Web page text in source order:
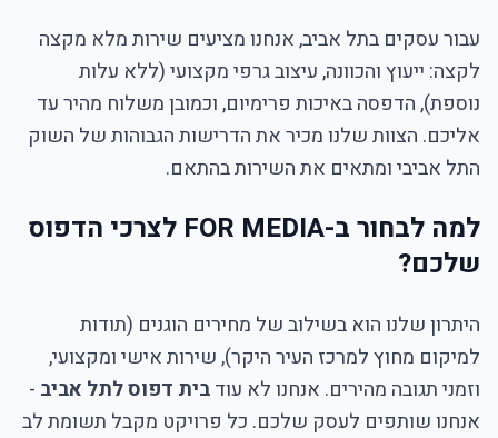
עבור עסקים בתל אביב, אנחנו מציעים שירות מלא מקצה
לקצה: ייעוץ והכוונה, עיצוב גרפי מקצועי (ללא עלות
נוספת), הדפסה באיכות פרימיום, וכמובן משלוח מהיר עד
אליכם. הצוות שלנו מכיר את הדרישות הגבוהות של השוק
התל אביבי ומתאים את השירות בהתאם.
למה לבחור ב-FOR MEDIA לצרכי הדפוס
שלכם?
היתרון שלנו הוא בשילוב של מחירים הוגנים (תודות
למיקום מחוץ למרכז העיר היקר), שירות אישי ומקצועי,
וזמני תגובה מהירים. אנחנו לא עודבית דפוס לתל אביב-
אנחנו שותפים לעסק שלכם. כל פרויקט מקבל תשומת לב